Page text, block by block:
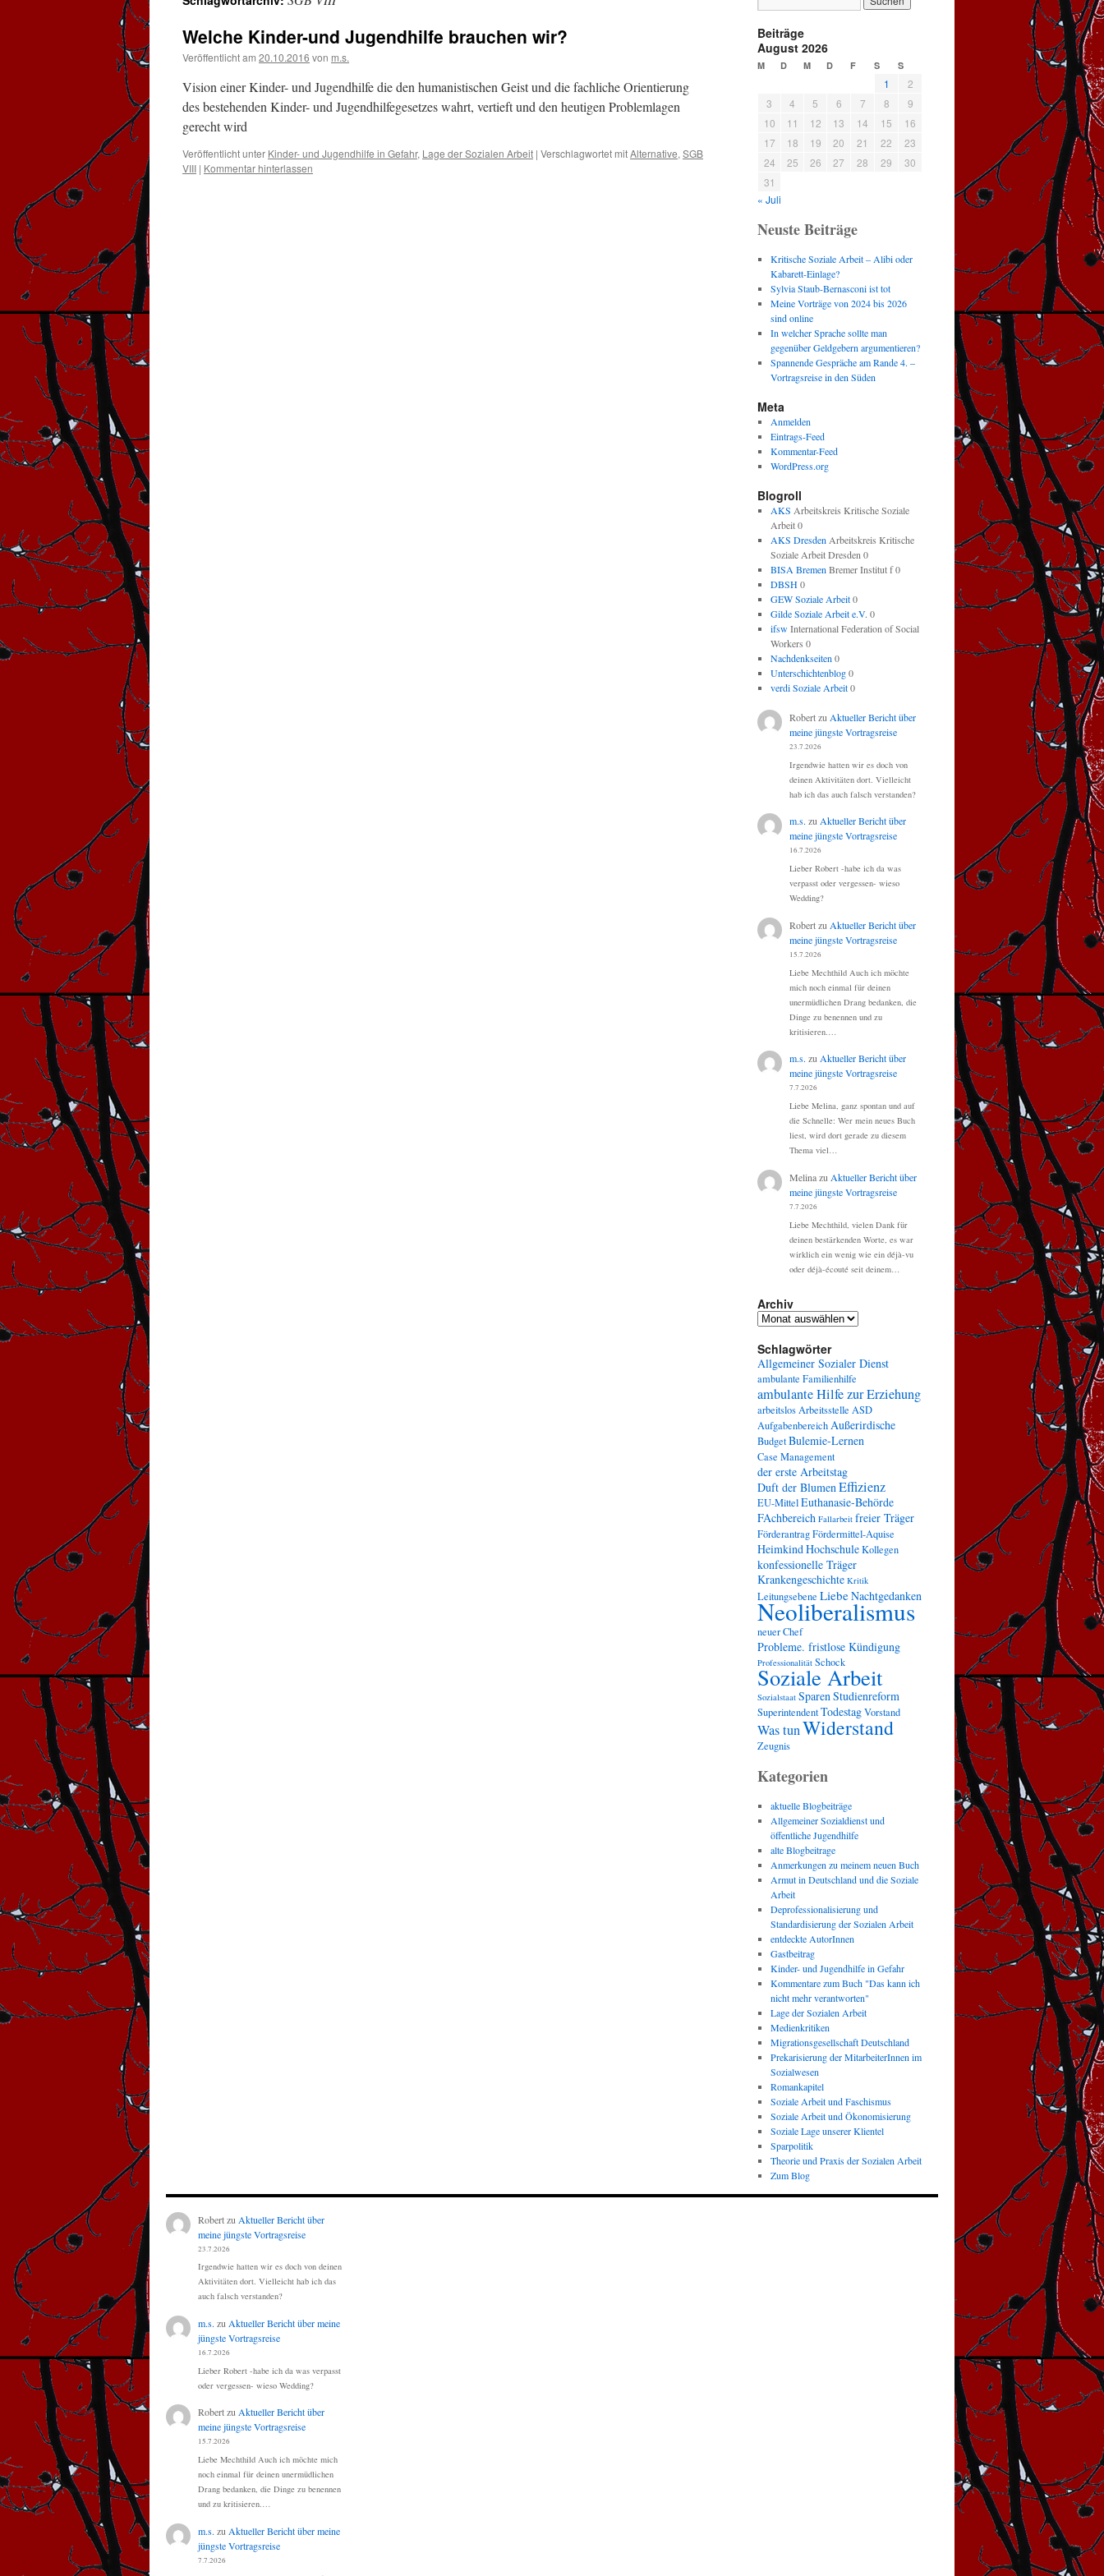
Welche Kinder-und Jugendhilfe brauchen wir?
Veröffentlicht am 20.10.2016 von m.s.
Vision einer Kinder- und Jugendhilfe die den humanistischen Geist und die fachliche Orientierung
des bestehenden Kinder- und Jugendhilfegesetzes wahrt, vertieft und den heutigen Problemlagen
gerecht wird
Veröffentlicht unter Kinder- und Jugendhilfe in Gefahr, Lage der Sozialen Arbeit | Verschlagwortet mitAlternative, SGB
VIII | Kommentar hinterlassen
Beiträge
August 2026
M D M D F S S
1
2
3
4 5 6 7 8
9
10
11 12 13 14 15
16
17
18 19 20 21 22
23
24
25 26 27 28 29
30
31
« Juli
Neuste Beiträge
Kritische Soziale Arbeit – Alibi oder
Kabarett-Einlage?
Sylvia Staub-Bernasconi ist tot
Meine Vorträge von 2024 bis 2026
sind online
In welcher Sprache sollte man
gegenüber Geldgebern argumentieren?
Spannende Gespräche am Rande 4. –
Vortragsreise in den Süden
Meta
Anmelden
Eintrags-Feed
Kommentar-Feed
WordPress.org
Blogroll
AKS Arbeitskreis Kritische Soziale
Arbeit 0
AKS Dresden Arbeitskreis Kritische
Soziale Arbeit Dresden 0
BISA Bremen Bremer Institut f 0
DBSH0
GEW Soziale Arbeit0
Gilde Soziale Arbeit e.V. 0
ifswInternational Federation of Social
Workers 0
Nachdenkseiten 0
Unterschichtenblog0
verdi Soziale Arbeit0
Robertzu Aktueller Bericht über
meine jüngste Vortragsreise
23.7.2026
Irgendwie hatten wir es doch von
deinen Aktivitäten dort. Vielleicht
hab ich das auch falsch verstanden?
m.s. zuAktueller Bericht über
meine jüngste Vortragsreise
16.7.2026
Lieber Robert -habe ich da was
verpasst oder vergessen- wieso
Wedding?
Robertzu Aktueller Bericht über
meine jüngste Vortragsreise
15.7.2026
Liebe Mechthild Auch ich möchte
mich noch einmal für deinen
unermüdlichen Drang bedanken, die
Dinge zu benennen und zu
kritisieren.…
m.s. zuAktueller Bericht über
meine jüngste Vortragsreise
7.7.2026
Liebe Melina, ganz spontan und auf
die Schnelle: Wer mein neues Buch
liest, wird dort gerade zu diesem
Thema viel…
Melinazu Aktueller Bericht über
meine jüngste Vortragsreise
7.7.2026
Liebe Mechthild, vielen Dank für
deinen bestärkenden Worte, es war
wirklich ein wenig wie ein déjà-vu
oder déjà-écouté seit deinem…
Archiv
Archiv
Schlagwörter
Allgemeiner Sozialer Dienst
ambulante Familienhilfe
ambulante Hilfe zur Erziehung
arbeitslosArbeitsstelle ASD
Aufgabenbereich Außerirdische
BudgetBulemie-Lernen
Case Management
der erste Arbeitstag
Duft der Blumen Effizienz
EU-MittelEuthanasie-Behörde
FAchbereich Fallarbeit freier Träger
FörderantragFördermittel-Aquise
Heimkind HochschuleKollegen
konfessionelle Träger
Krankengeschichte Kritik
Leitungsebene LiebeNachtgedanken
Neoliberalismus
neuer Chef
Probleme. fristlose Kündigung
Professionalität Schock
Soziale Arbeit
Sozialstaat Sparen Studienreform
SuperintendentTodestagVorstand
Was tunWiderstand
Zeugnis
Kategorien
aktuelle Blogbeiträge
Allgemeiner Sozialdienst und
öffentliche Jugendhilfe
alte Blogbeitrage
Anmerkungen zu meinem neuen Buch
Armut in Deutschland und die Soziale
Arbeit
Deprofessionalisierung und
Standardisierung der Sozialen Arbeit
entdeckte AutorInnen
Gastbeitrag
Kinder- und Jugendhilfe in Gefahr
Kommentare zum Buch "Das kann ich
nicht mehr verantworten"
Lage der Sozialen Arbeit
Medienkritiken
Migrationsgesellschaft Deutschland
Prekarisierung der MitarbeiterInnen im
Sozialwesen
Romankapitel
Soziale Arbeit und Faschismus
Soziale Arbeit und Ökonomisierung
Soziale Lage unserer Klientel
Sparpolitik
Theorie und Praxis der Sozialen Arbeit
Zum Blog
Robertzu Aktueller Bericht über
meine jüngste Vortragsreise
23.7.2026
Irgendwie hatten wir es doch von deinen
Aktivitäten dort. Vielleicht hab ich das
auch falsch verstanden?
m.s. zu Aktueller Bericht über meine
jüngste Vortragsreise
16.7.2026
Lieber Robert -habe ich da was verpasst
oder vergessen- wieso Wedding?
RobertzuAktueller Bericht über
meine jüngste Vortragsreise
15.7.2026
Liebe Mechthild Auch ich möchte mich
noch einmal für deinen unermüdlichen
Drang bedanken, die Dinge zu benennen
und zu kritisieren.…
m.s. zu Aktueller Bericht über meine
jüngste Vortragsreise
7.7.2026